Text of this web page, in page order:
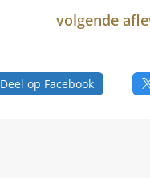
volgende
Deel op Facebook